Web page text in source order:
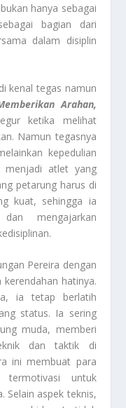
hanya sebagai
bagian dari
dalam disiplin
kenal tegas namun
Arahan,
ketika melihat
Namun tegasnya
kepedulian
menjadi atlet yang
petarung harus di
kuat, sehingga ia
mengajarkan
Pereira dengan
hatinya.
ia tetap berlatih
status. Ia sering
muda, memberi
dan taktik di
ini membuat para
untuk
Selain aspek teknis,